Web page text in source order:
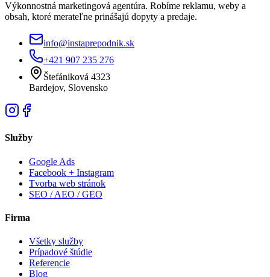
Výkonnostná marketingová agentúra. Robíme reklamu, weby a
obsah, ktoré merateľne prinášajú dopyty a predaje.
info@instaprepodnik.sk
+421 907 235 276
Štefániková 4323
Bardejov, Slovensko
Služby
Google Ads
Facebook + Instagram
Tvorba web stránok
SEO / AEO / GEO
Firma
Všetky služby
Prípadové štúdie
Referencie
Blog